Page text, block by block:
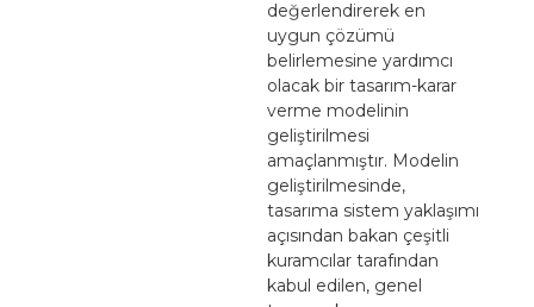
değerlendirerek en
uygun çözümü
belirlemesine yardımcı
olacak bir tasarım-karar
verme modelinin
geliştirilmesi
amaçlanmıştır. Modelin
geliştirilmesinde,
tasarıma sistem yaklaşımı
açısından bakan çeşitli
kuramcılar tarafından
kabul edilen, genel